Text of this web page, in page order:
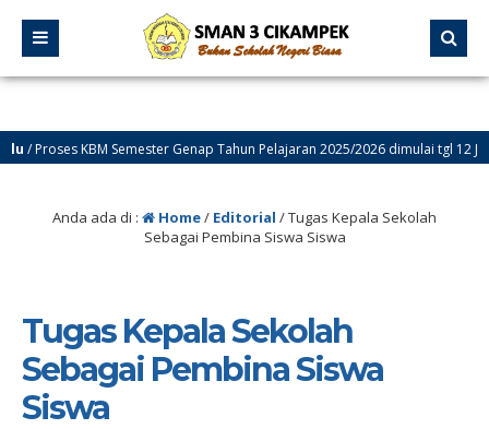
KBM Semester Genap Tahun Pelajaran 2025/2026 dimulai tgl 12
Anda ada di : Home/ Editorial /Tugas Kepala Sekolah
Sebagai Pembina Siswa Siswa
Tugas Kepala Sekolah
Sebagai Pembina Siswa
Siswa